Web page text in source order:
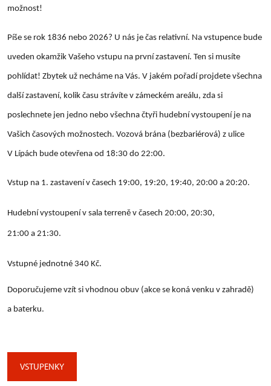
možnost!
Píše se rok 1836 nebo 2026? U nás je čas relativní. Na vstupence bude
uveden okamžik Vašeho vstupu na první zastavení. Ten si musíte
pohlídat! Zbytek už necháme na Vás. V jakém pořadí projdete všechna
další zastavení, kolik času strávíte v zámeckém areálu, zda si
poslechnete jen jedno nebo všechna čtyři hudební vystoupení je na
Vašich časových možnostech. Vozová brána (bezbariérová) z ulice
V Lípách bude otevřena od 18:30 do 22:00.
Vstup na 1. zastavení v časech 19:00, 19:20, 19:40, 20:00 a 20:20.
Hudební vystoupení v sala terreně v časech 20:00, 20:30,
21:00 a 21:30.
Vstupné jednotné 340 Kč.
Doporučujeme vzít si vhodnou obuv (akce se koná venku v zahradě)
a baterku.
VSTUPENKY